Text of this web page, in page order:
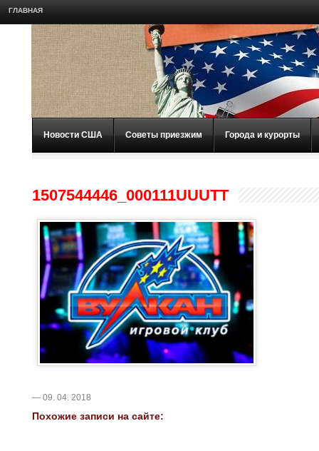
ГЛАВНАЯ
Новости США Советы приезжим Города и курорты
1507544446_000111UUUTT
— 09. 04. 2018
Похожие записи на сайте: